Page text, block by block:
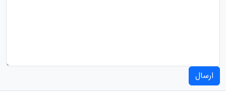
ارسال